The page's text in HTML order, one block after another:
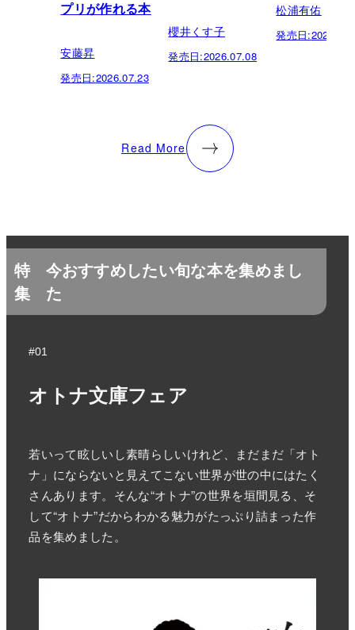
プリが作れる本
安藤昇
発売日:2026.07.23
櫻井くす子
発売日:2026.07.08
松浦有佑
発売日:
Read More
特
集
今おすすめしたい旬な本を集めまし
た
#01
オトナ文庫フェア
若いって眩しいし素晴らしいけれど、まだまだ「オト
ナ」にならないと見えてこない世界が世の中にはたく
さんあります。そんな“オトナ”の世界を垣間見る、そ
して“オトナ”だからわかる魅力がたっぷり詰まった作
品を集めました。